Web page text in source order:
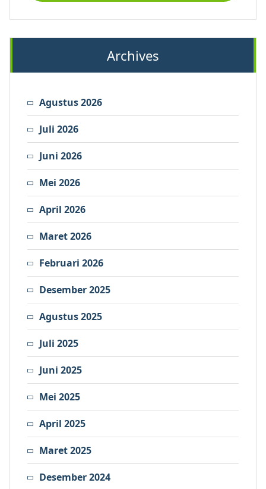
Archives
Agustus 2026
Juli 2026
Juni 2026
Mei 2026
April 2026
Maret 2026
Februari 2026
Desember 2025
Agustus 2025
Juli 2025
Juni 2025
Mei 2025
April 2025
Maret 2025
Desember 2024